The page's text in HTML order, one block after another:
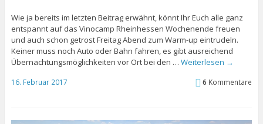
Wie ja bereits im letzten Beitrag erwähnt, könnt Ihr Euch alle ganz
entspannt auf das Vinocamp Rheinhessen Wochenende freuen
und auch schon getrost Freitag Abend zum Warm-up eintrudeln.
Keiner muss noch Auto oder Bahn fahren, es gibt ausreichend
Übernachtungsmöglichkeiten vor Ort bei den … Weiterlesen →
16. Februar 2017 6 Kommentare